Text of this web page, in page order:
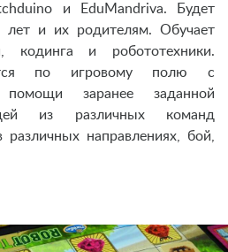
и EduMandriva. Будет
лет и их родителям. Обучает
кодинга и робототехники.
по игровому полю с
помощи заранее заданной
из различных команд
направлениях, бой,